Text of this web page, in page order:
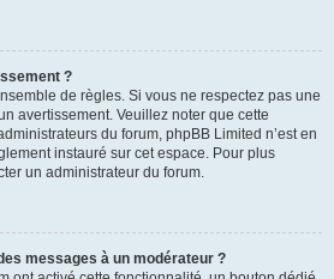
?
de règles. Si vous ne respectez pas une
avertissement. Veuillez noter que cette
du forum, phpBB Limited n’est en
instauré sur cet espace. Pour plus
un administrateur du forum.
messages à un modérateur ?